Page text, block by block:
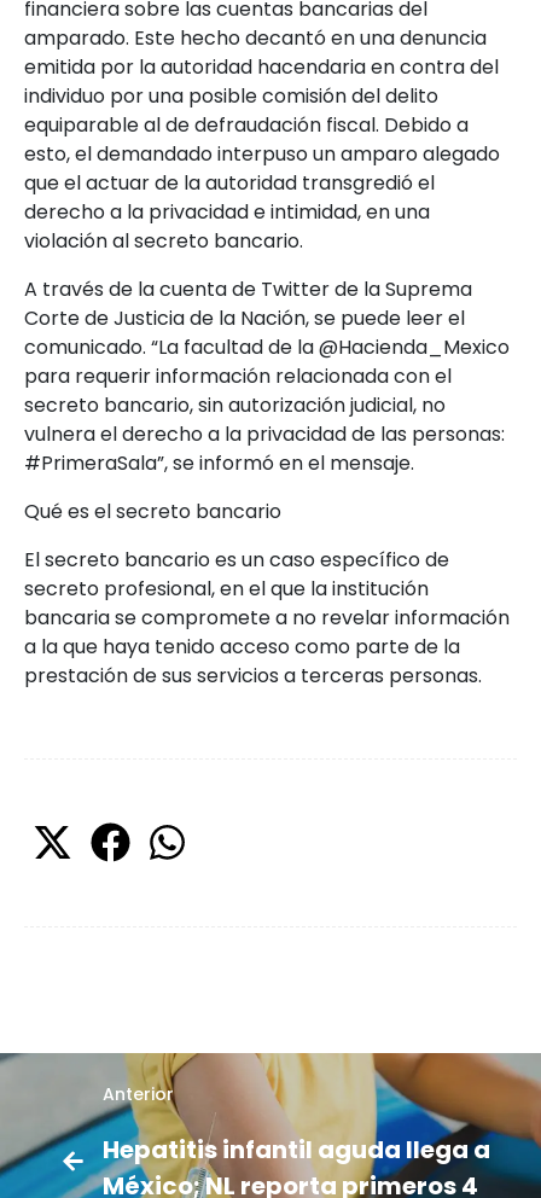
financiera sobre las cuentas bancarias del
amparado. Este hecho decantó en una denuncia
emitida por la autoridad hacendaria en contra del
individuo por una posible comisión del delito
equiparable al de defraudación fiscal. Debido a
esto, el demandado interpuso un amparo alegado
que el actuar de la autoridad transgredió el
derecho a la privacidad e intimidad, en una
violación al secreto bancario.
A través de la cuenta de Twitter de la Suprema
Corte de Justicia de la Nación, se puede leer el
comunicado. “La facultad de la @Hacienda_Mexico
para requerir información relacionada con el
secreto bancario, sin autorización judicial, no
vulnera el derecho a la privacidad de las personas:
#PrimeraSala”, se informó en el mensaje.
Qué es el secreto bancario
El secreto bancario es un caso específico de
secreto profesional, en el que la institución
bancaria se compromete a no revelar información
a la que haya tenido acceso como parte de la
prestación de sus servicios a terceras personas.
Anterior
Hepatitis infantil aguda llega a
México; NL reporta primeros 4